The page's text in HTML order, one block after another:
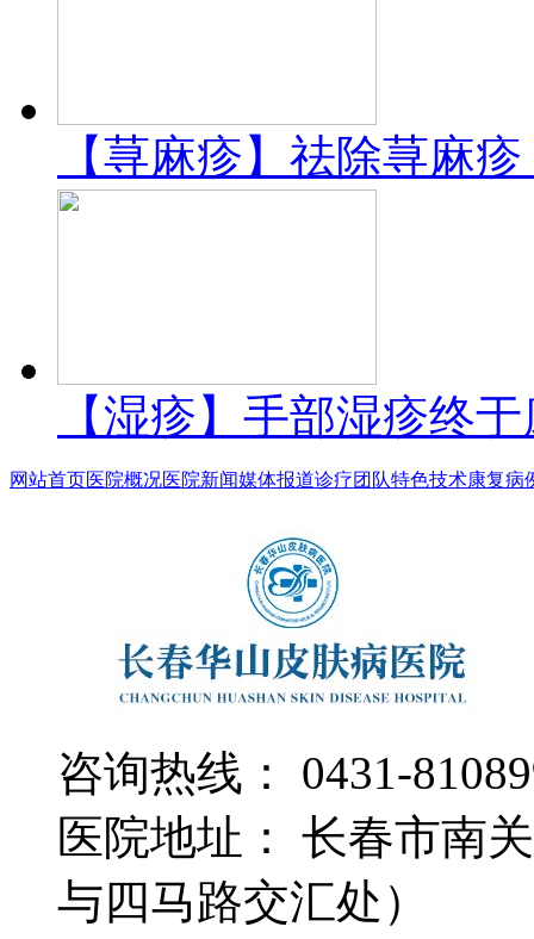
【荨麻疹】祛除荨麻
【湿疹】手部湿疹终
网站首页医院概况医院新闻媒体报道诊疗团队特色技术康复病
咨询热线： 0431-
医院地址： 长春市南
与四马路交汇处）